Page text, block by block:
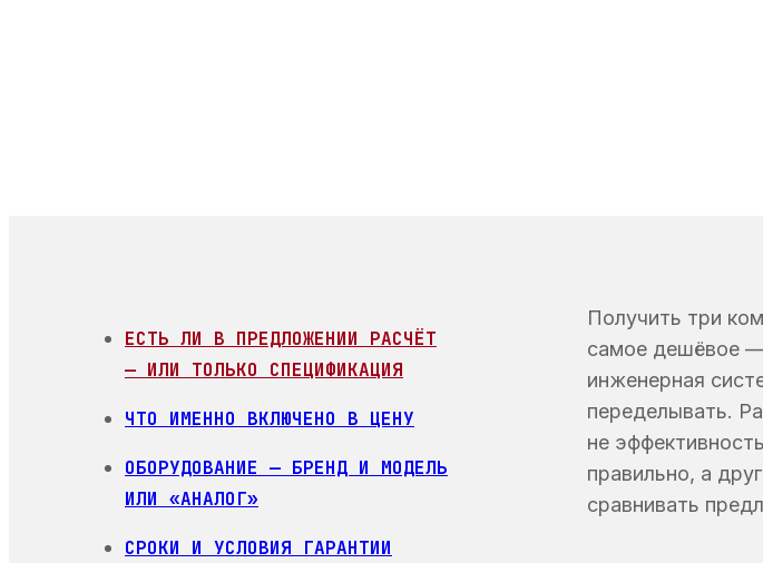
ЕСТЬ ЛИ В ПРЕДЛОЖЕНИИ РАСЧЁТ
— ИЛИ ТОЛЬКО СПЕЦИФИКАЦИЯ
ЧТО ИМЕННО ВКЛЮЧЕНО В ЦЕНУ
ОБОРУДОВАНИЕ — БРЕНД И МОДЕЛЬ
ИЛИ «АНАЛОГ»
СРОКИ И УСЛОВИЯ ГАРАНТИИ
Получить три
самое дешёвое —
инженерная
переделывать.
не
правильно, а
сравнивать